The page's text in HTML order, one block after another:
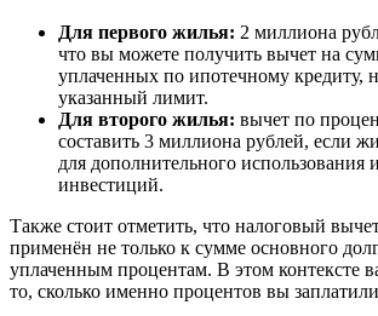
Для первого жилья: 2 миллиона
что вы можете получить вычет на
уплаченных по ипотечному
указанный лимит.
Для второго жилья: вычет по
составить 3 миллиона рублей, если
для дополнительного использования
инвестиций.
Также стоит отметить, что налоговый
применён не только к сумме основного
уплаченным процентам. В этом контексте
то, сколько именно процентов вы